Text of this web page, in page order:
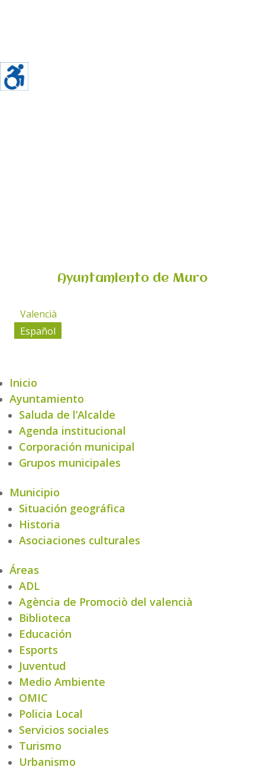
Ayuntamiento de Muro
Valencià
Español
Inicio
Ayuntamiento
Saluda de l’Alcalde
Agenda institucional
Corporación municipal
Grupos municipales
Municipio
Situación geográfica
Historia
Asociaciones culturales
Áreas
ADL
Agència de Promociò del valencià
Biblioteca
Educación
Esports
Juventud
Medio Ambiente
OMIC
Policia Local
Servicios sociales
Turismo
Urbanismo